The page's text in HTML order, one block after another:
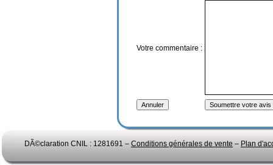
Votre commentaire :
DÃ©claration CNIL : 1281691 – Conditions générales de vente – Plan